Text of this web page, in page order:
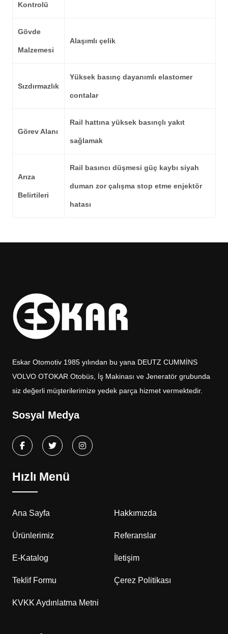
Kontrolü
Gövde
Malzemesi
Alaşımlı çelik
Sızdırmazlık
Yüksek basınç dayanımlı elastomer
contalar
Görev Alanı
Rail hattına yüksek basınçlı yakıt
sağlamak
Arıza
Belirtileri
Rail basıncı düşmesi güç kaybı siyah
duman zor çalışma stop etme enjektör
hatası
Eskar Otomotiv 1985 yılından bu yana DEUTZ CUMMİNS
VOLVO OTOKAR Otobüs, İş Makinası ve Jeneratör grubunda
siz değerli müşterilerimize yedek parça hizmet vermektedir.
Sosyal Medya
Hızlı Menü
Ana Sayfa Hakkımızda
Ürünlerimiz Referanslar
E-Katalog İletişim
Teklif Formu Çerez Politikası
KVKK Aydınlatma Metni